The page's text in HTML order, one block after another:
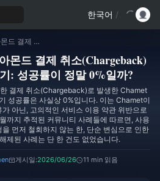
한국어 /
2026년 Chamet 다이아몬드 결제 취소(Chargeback) 이용 정지 이의 제기: 성공률이 정말 0%일까?
몬드 결제 취소(Chargeback)
: 성공률이 정말 0%일까?
결제 취소(Chargeback)로 발생한 Chamet
성공률은 사실상 0%입니다. 이는 Chamet이
아닌, 고의적인 서비스 이용 약관 위반으로
까지 추적된 커뮤니티 사례들에 따르면, 사용
먼저 철회하지 않는 한, 단순 변심으로 인한
제된 사례는 단 한 건도 없었습니다.
게시일:2026/06/26 11 min 읽음